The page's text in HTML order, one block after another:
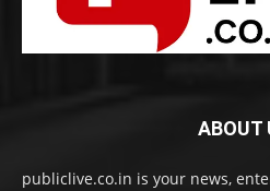
ABOUT
publiclive.co.in is your news,